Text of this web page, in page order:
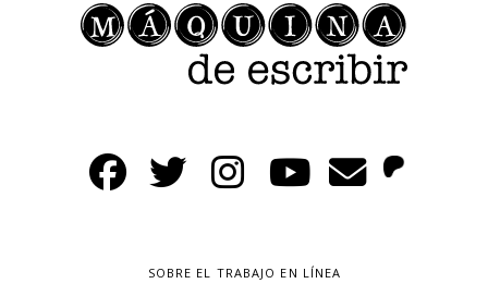
SOBRE EL TRABAJO EN LÍNEA